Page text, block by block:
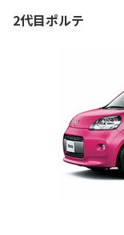
2代目ポルテ